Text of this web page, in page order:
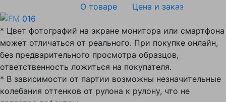
О товаре
Цена и заказ
* Цвет фотографий на экране монитора или смартфона
может отличаться от реального. При покупке онлайн,
без предварительного просмотра образцов,
ответственность ложиться на покупателя.
* В зависимости от партии возможны незначительные
колебания оттенков от рулона к рулону, что не